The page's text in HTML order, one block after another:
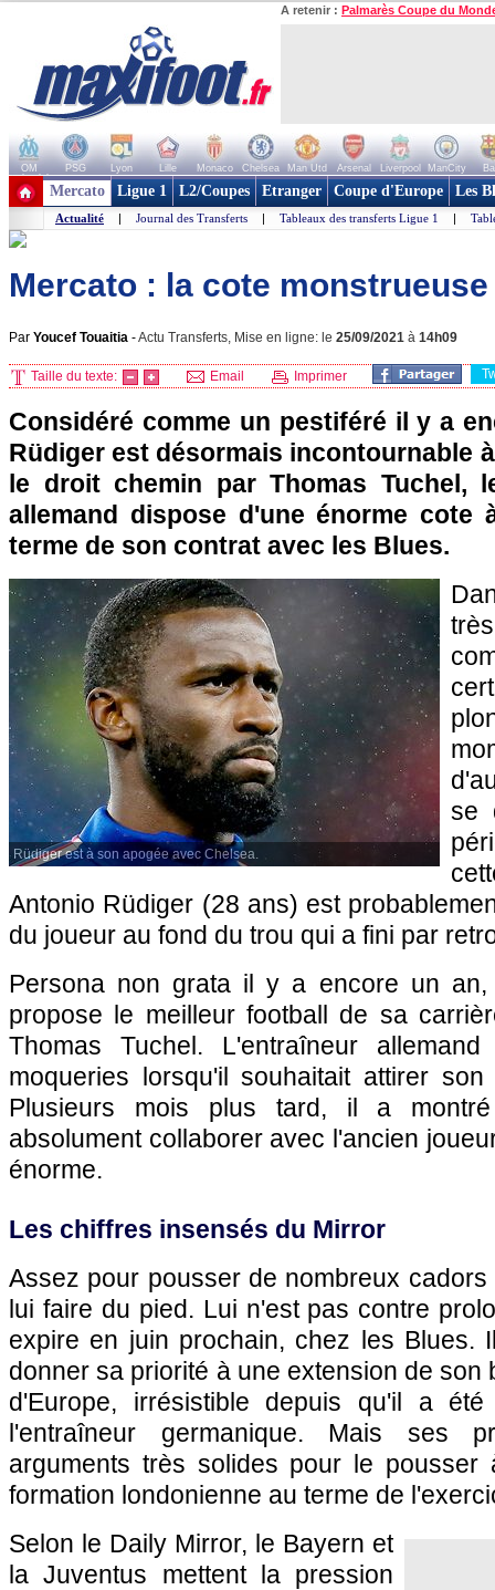
A retenir : Palmarès Coupe du
OM PSG Lyon Lille Monaco Chelsea Man Utd Arsenal Liverpool ManCity
+ de clubs
Mercato Ligue 1 L2/Coupes Etranger Coupe d'Europe Les
Actualité | Journal des Transferts | Tableaux des transferts Ligue 1 |
Mercato : la cote
Par Youcef Touaitia -Actu Transferts, Mise en ligne: le 25/09/2021 à 14h09
Taille du texte: Email Imprimer
Considéré comme un pestiféré il y a
Rüdiger est désormais incontournable
le droit chemin par Thomas Tuchel,
allemand dispose d'une énorme cote
terme de son contrat avec les Blues.
Rüdiger est à son apogée avec Chelsea.
se
Antonio Rüdiger (28 ans) est
du joueur au fond du trou qui a fini par
Persona non grata il y a encore un an,
propose le meilleur football de sa
Thomas Tuchel. L'entraîneur
moqueries lorsqu'il souhaitait attirer
Plusieurs mois plus tard, il a
absolument collaborer avec l'ancien
énorme.
Les chiffres insensés du Mirror
Assez pour pousser de nombreux
lui faire du pied. Lui n'est pas contre
expire en juin prochain, chez les Blues.
donner sa priorité à une extension de son
d'Europe, irrésistible depuis qu'il a
l'entraîneur germanique. Mais ses
arguments très solides pour le pousser
formation londonienne au terme de
Selon le Daily Mirror, le Bayern et
la Juventus mettent la pression